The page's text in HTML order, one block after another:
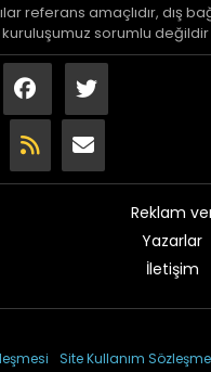
referans amaçlıdır, dış
sorumlu değildir
Reklam
Yazarlar
İletişim
Site Kullanım